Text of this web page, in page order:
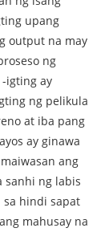
upang
output na may
ng
igting ay
ng pelikula
at iba pang
ay ginawa
ang
sanhi ng labis
sa hindi sapat
mahusay na